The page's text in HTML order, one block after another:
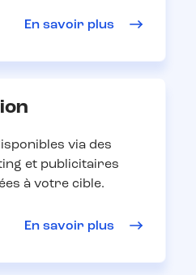
En savoir plus
via des
et publicitaires
à votre cible.
En savoir plus